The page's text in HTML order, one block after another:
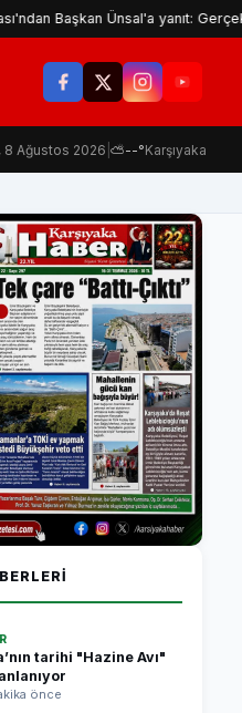
Ünsal'a yanıt: Gerçekleri
8 Ağustos 2026 ⛅--°Karşıyaka
tarihi "Hazine Avı"
önce